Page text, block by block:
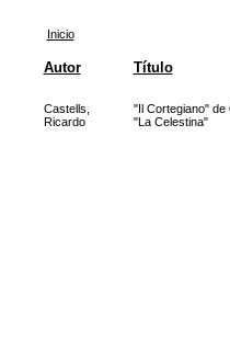
Inicio
Autor Título
Castells,
Ricardo
"Il Cortegiano" de
"La Celestina"